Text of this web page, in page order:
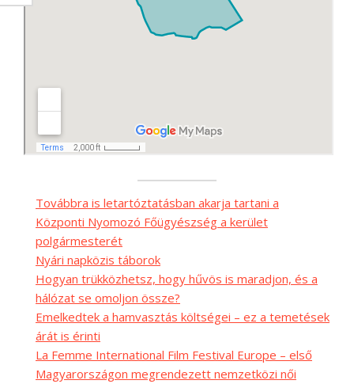
Továbbra is letartóztatásban akarja tartani a
Központi Nyomozó Főügyészség a kerület
polgármesterét
Nyári napközis táborok
Hogyan trükközhetsz, hogy hűvös is maradjon, és a
hálózat se omoljon össze?
Emelkedtek a hamvasztás költségei – ez a temetések
árát is érinti
La Femme International Film Festival Europe – első
Magyarországon megrendezett nemzetközi női